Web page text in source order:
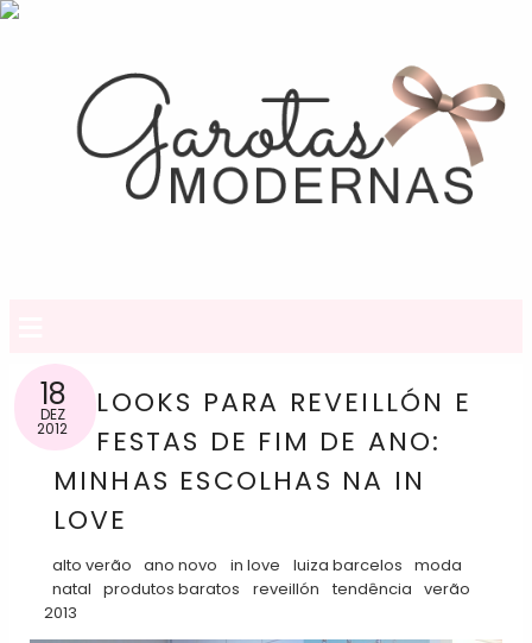
18
DEZ
2012
LOOKS PARA REVEILLÓN E
FESTAS DE FIM DE ANO:
MINHAS ESCOLHAS NA IN
LOVE
alto verão ano novo in love luiza barcelos
moda
natal produtos baratos reveillón tendência
verão
2013